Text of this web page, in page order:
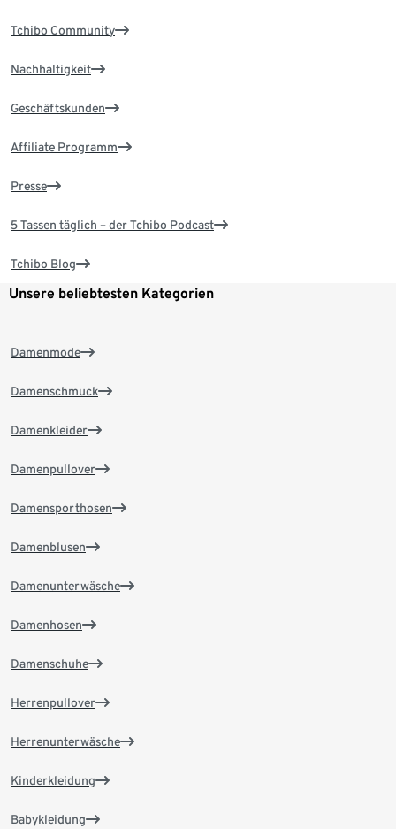
Tchibo Community
Nachhaltigkeit
Geschäftskunden
Affiliate Programm
Presse
5 Tassen täglich – der Tchibo Podcast
Tchibo Blog
Unsere beliebtesten Kategorien
Damenmode
Damenschmuck
Damenkleider
Damenpullover
Damensporthosen
Damenblusen
Damenunterwäsche
Damenhosen
Damenschuhe
Herrenpullover
Herrenunterwäsche
Kinderkleidung
Babykleidung